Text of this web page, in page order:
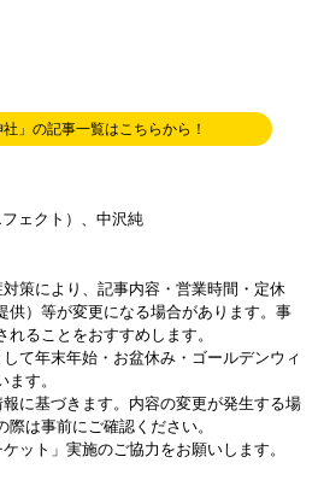
」の記事一覧はこちらから！
ェクト）、中沢純
策により、記事内容・営業時間・定休
供）等が変更になる場合があります。事
ることをおすすめします。
て年末年始・お盆休み・ゴールデンウィ
す。
に基づきます。内容の変更が発生する場
は事前にご確認ください。
ット」実施のご協力をお願いします。